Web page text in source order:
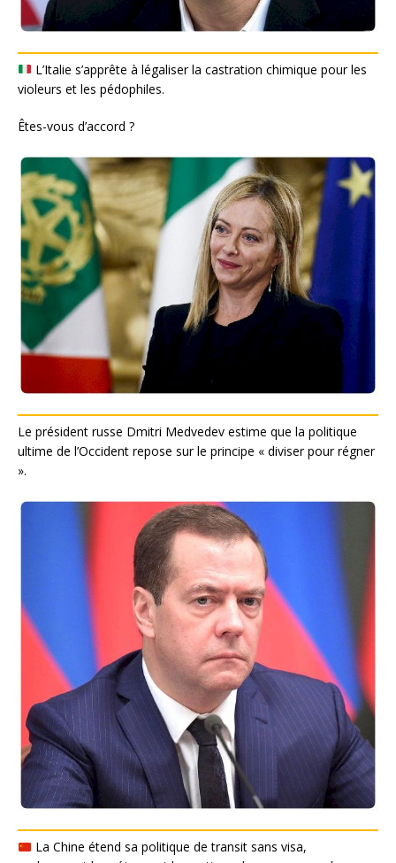
L’Italie s’apprête à légaliser la castration chimique pour les
violeurs et les pédophiles.
Êtes-vous d’accord ?
Le président russe Dmitri Medvedev estime que la politique
ultime de l’Occident repose sur le principe « diviser pour régner
».
La Chine étend sa politique de transit sans visa,